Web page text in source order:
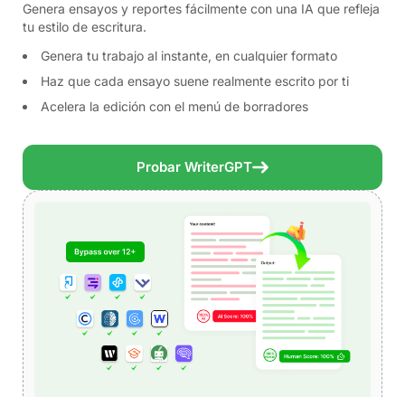
Genera ensayos y reportes fácilmente con una IA que refleja
tu estilo de escritura.
Genera tu trabajo al instante, en cualquier formato
Haz que cada ensayo suene realmente escrito por ti
Acelera la edición con el menú de borradores
Probar WriterGPT